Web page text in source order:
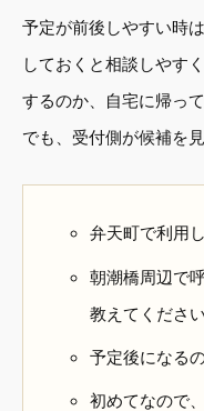
予定が前後しやすい時
しておくと相談しやす
するのか、自宅に帰っ
でも、受付側が候補を
弁天町で利用
朝潮橋周辺で
教えてください
予定後になる
初めてなので